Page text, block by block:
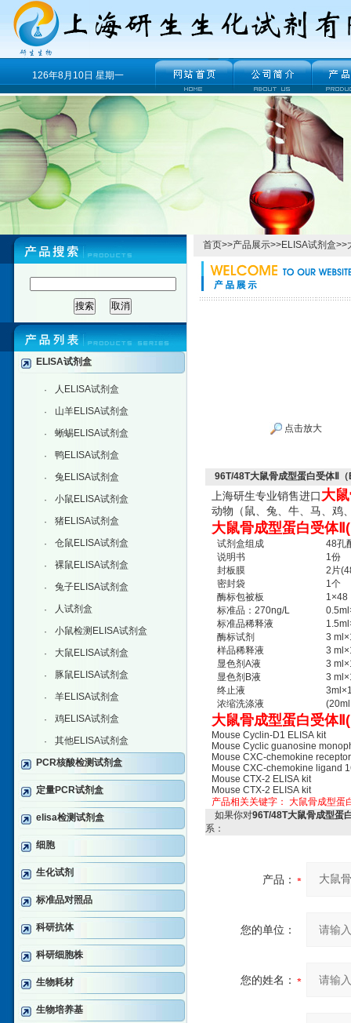
126年8月10日 星期一
ELISA试剂盒
· 人ELISA试剂盒
· 山羊ELISA试剂盒
· 蜥蜴ELISA试剂盒
· 鸭ELISA试剂盒
· 兔ELISA试剂盒
· 小鼠ELISA试剂盒
· 猪ELISA试剂盒
· 仓鼠ELISA试剂盒
· 裸鼠ELISA试剂盒
· 兔子ELISA试剂盒
· 人试剂盒
· 小鼠检测ELISA试剂盒
· 大鼠ELISA试剂盒
· 豚鼠ELISA试剂盒
· 羊ELISA试剂盒
· 鸡ELISA试剂盒
·
其他ELISA试剂盒
PCR核酸检测试剂盒
定量PCR试剂盒
elisa检测试剂盒
细胞
生化试剂
标准品对照品
科研抗体
科研细胞株
生物耗材
生物培养基
首页>>产品展示>>ELISA试剂盒>>
点击放大
96T/48T大鼠骨成型蛋白受体Ⅱ
上海研生专业销售进口 大
动物（鼠、兔、牛、马、鸡
大鼠骨成型蛋白受体
试剂盒组成
48孔
说明书
1份
封板膜
2片
密封袋
1个
酶标包被板
1×48
标准品：270ng/L
标准品稀释液
酶标试剂
3
样品稀释液
3
显色剂A液
3
显色剂B液
3
终止液
浓缩洗涤液
大鼠骨成型蛋白受体
Mouse Cyclin-D1 ELISA kit
Mouse Cyclic guanosine
Mouse CXC-chemokine
Mouse CXC-chemokine ligand
Mouse CTX-2 ELISA kit
Mouse CTX-2 ELISA kit
产品相关关键字： 大鼠骨成型蛋
如果你对96T/48T大鼠骨成型蛋
系：
产品：
您的单位：
您的姓名：